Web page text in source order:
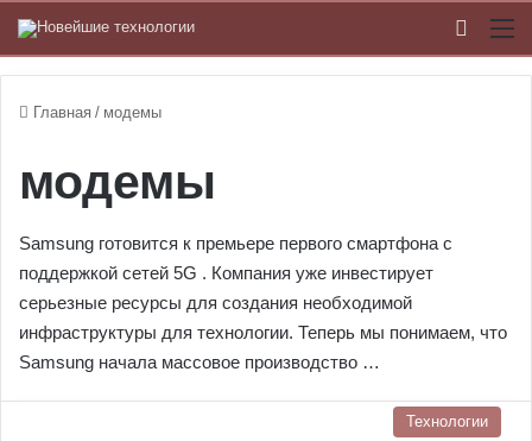
Главная / модемы
модемы
Samsung готовится к премьере первого смартфона с
поддержкой сетей 5G . Компания уже инвестирует
серьезные ресурсы для создания необходимой
инфраструктуры для технологии. Теперь мы понимаем, что
Samsung начала массовое производство …
Технологии